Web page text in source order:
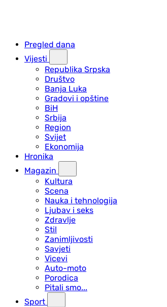
Pregled dana
Vijesti
Republika Srpska
Društvo
Banja Luka
Gradovi i opštine
BiH
Srbija
Region
Svijet
Ekonomija
Hronika
Magazin
Kultura
Scena
Nauka i tehnologija
Ljubav i seks
Zdravlje
Stil
Zanimljivosti
Savjeti
Vicevi
Auto-moto
Porodica
Pitali smo...
Sport